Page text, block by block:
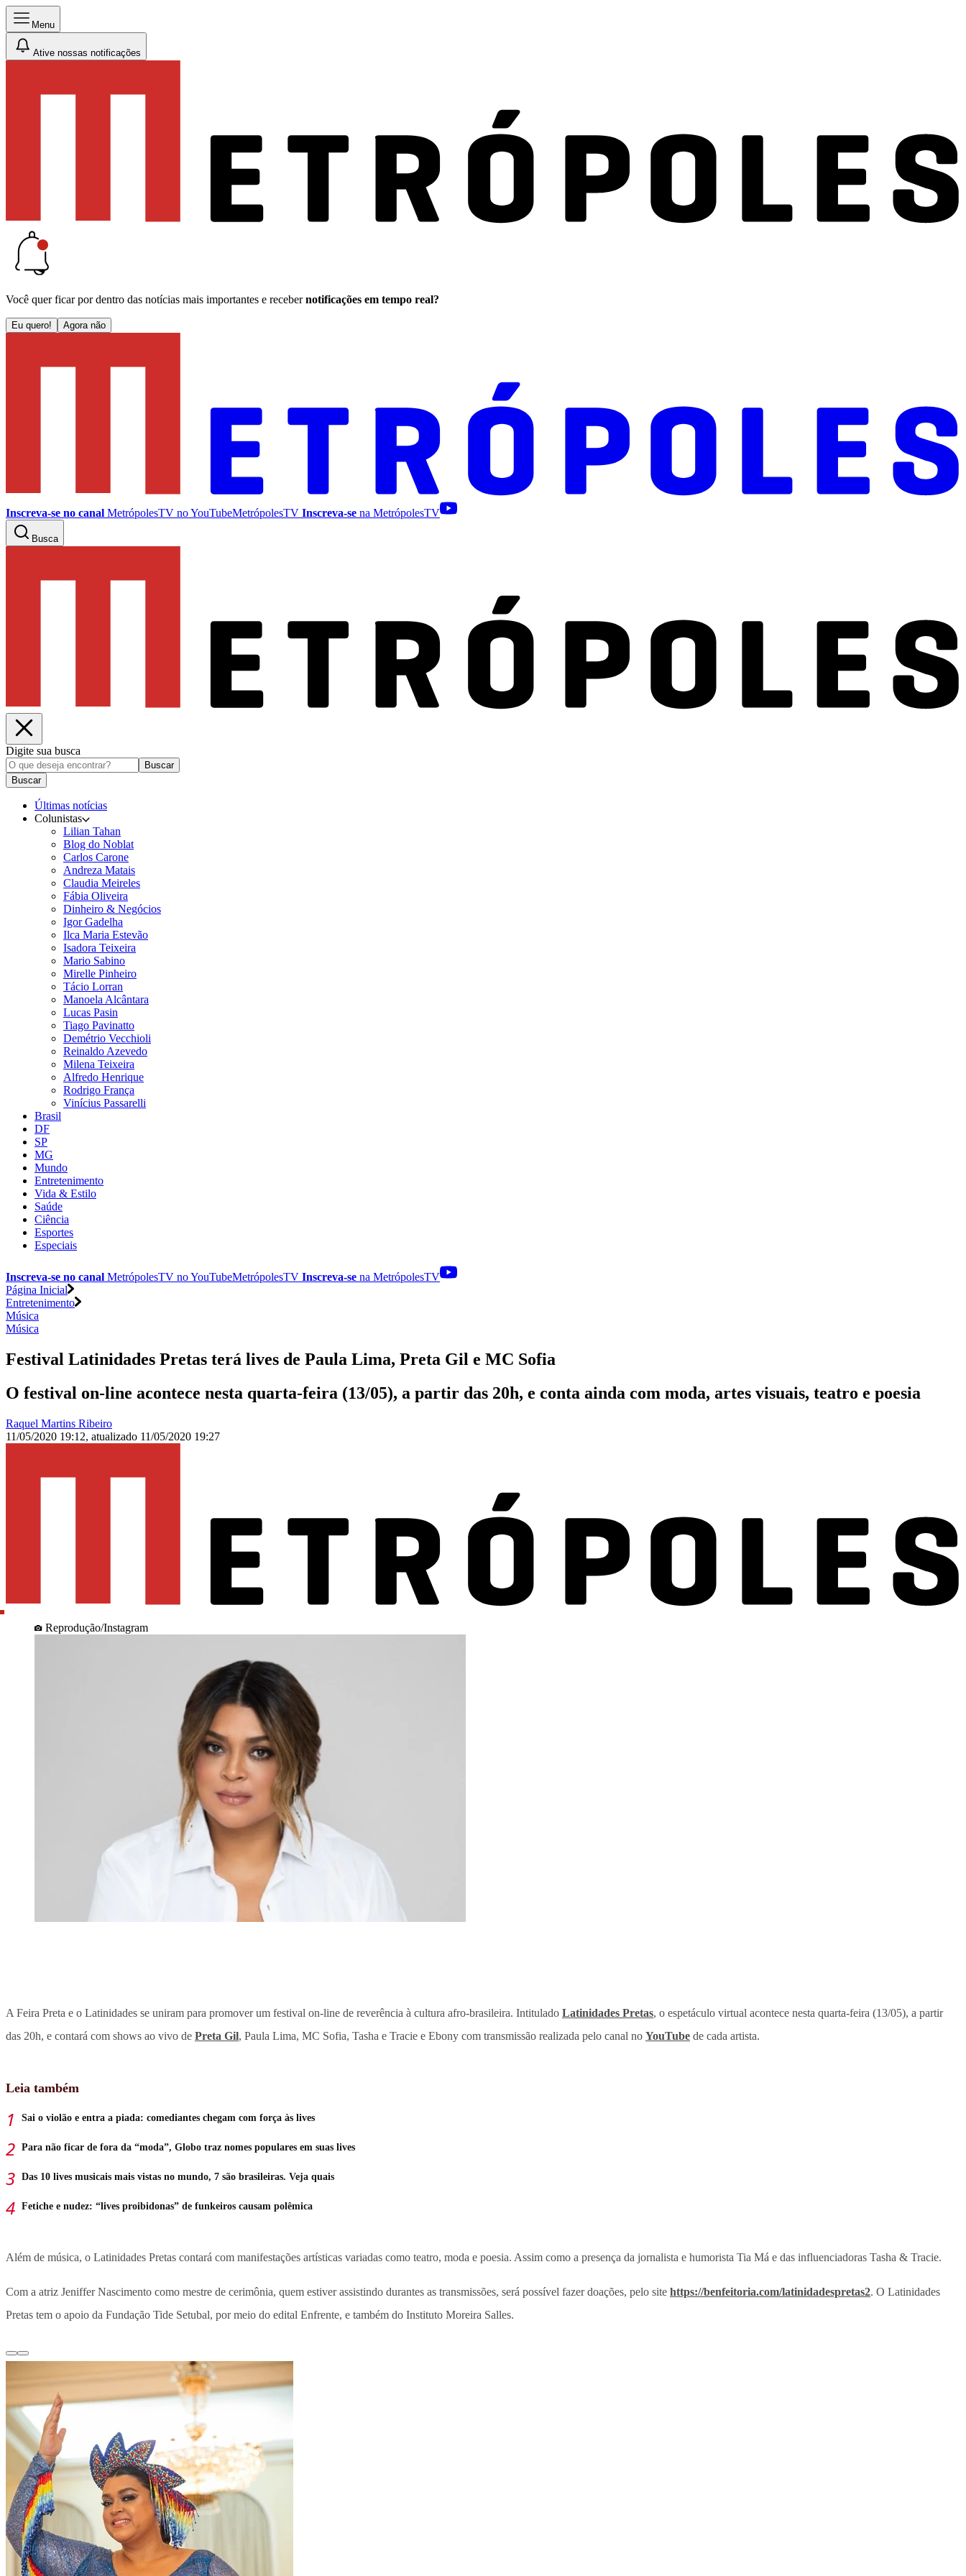
Menu
Ative nossas notificações
Você quer ficar por dentro das notícias mais importantes e receber notificações em tempo real?
Eu quero! Agora não
Inscreva-se no canal MetrópolesTV noYouTubeMetrópolesTV Inscreva-se na MetrópolesTV
Busca
Digite sua busca
Buscar
Buscar
Últimas notícias
Colunistas
Lilian Tahan
Blog do Noblat
Carlos Carone
Andreza Matais
Claudia Meireles
Fábia Oliveira
Dinheiro & Negócios
Igor Gadelha
Ilca Maria Estevão
Isadora Teixeira
Mario Sabino
Mirelle Pinheiro
Tácio Lorran
Manoela Alcântara
Lucas Pasin
Tiago Pavinatto
Demétrio Vecchioli
Reinaldo Azevedo
Milena Teixeira
Alfredo Henrique
Rodrigo França
Vinícius Passarelli
Brasil
DF
SP
MG
Mundo
Entretenimento
Vida & Estilo
Saúde
Ciência
Esportes
Especiais
Inscreva-se no canal MetrópolesTV noYouTubeMetrópolesTV Inscreva-se na MetrópolesTV
Página Inicial
Entretenimento
Música
Música
Festival Latinidades Pretas terá lives de Paula Lima, Preta Gil e MC Sofia
O festival on-line acontece nesta quarta-feira (13/05), a partir das 20h, e conta ainda com moda, artes visuais, teatro e poesia
Raquel Martins Ribeiro
11/05/2020 19:12, atualizado 11/05/2020 19:27
Reprodução/Instagram
A Feira Preta e o Latinidades se uniram para promover um festival on-line de reverência à cultura afro-brasileira. Intitulado Latinidades Pretas, o espetáculo virtual acontece nesta quarta-feira (13/05), a partir
das 20h, e contará com shows ao vivo de Preta Gil, Paula Lima, MC Sofia, Tasha e Tracie e Ebony com transmissão realizada pelo canal no YouTube de cada artista.
Leia também
Sai o violão e entra a piada: comediantes chegam com força às lives
Para não ficar de fora da “moda”, Globo traz nomes populares em suas lives
Das 10 lives musicais mais vistas no mundo, 7 são brasileiras. Veja quais
Fetiche e nudez: “lives proibidonas” de funkeiros causam polêmica
Além de música, o Latinidades Pretas contará com manifestações artísticas variadas como teatro, moda e poesia. Assim como a presença da jornalista e humorista Tia Má e das influenciadoras Tasha & Tracie.
Com a atriz Jeniffer Nascimento como mestre de cerimônia, quem estiver assistindo durantes as transmissões, será possível fazer doações, pelo site https://benfeitoria.com/latinidadespretas2. O Latinidades
Pretas tem o apoio da Fundação Tide Setubal, por meio do edital Enfrente, e também do Instituto Moreira Salles.